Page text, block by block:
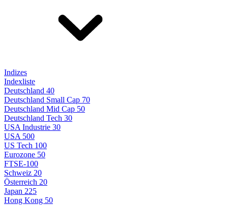
Indizes
Indexliste
Deutschland 40
Deutschland Small Cap 70
Deutschland Mid Cap 50
Deutschland Tech 30
USA Industrie 30
USA 500
US Tech 100
Eurozone 50
FTSE-100
Schweiz 20
Österreich 20
Japan 225
Hong Kong 50